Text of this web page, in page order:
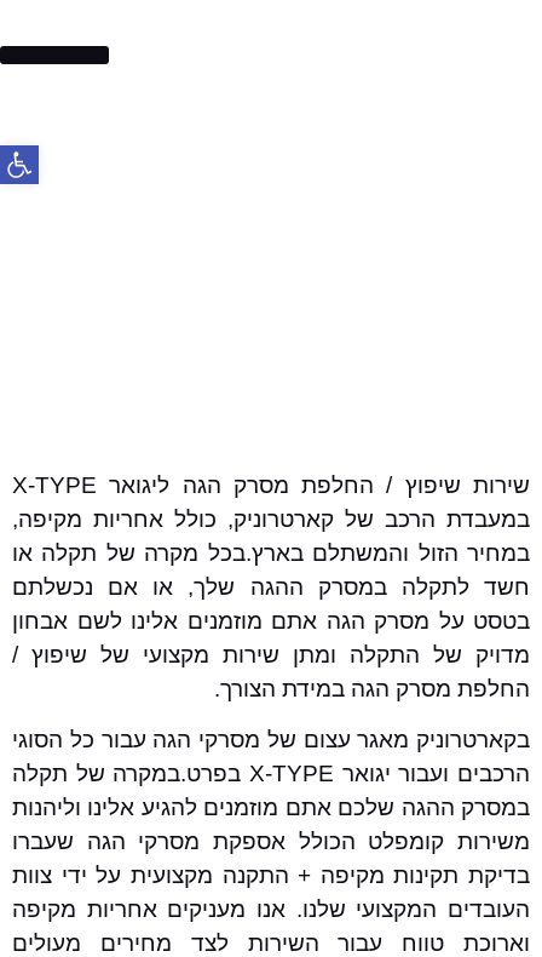
שירות שיפוץ / החלפת מסרק הגה ליגואר X-TYPE
במעבדת הרכב של קארטרוניק, כולל אחריות מקיפה,
במחיר הזול והמשתלם בארץ.בכל מקרה של תקלה או
חשד לתקלה במסרק ההגה שלך, או אם נכשלתם
בטסט על מסרק הגה אתם מוזמנים אלינו לשם אבחון
מדויק של התקלה ומתן שירות מקצועי של שיפוץ /
החלפת מסרק הגה במידת הצורך.
בקארטרוניק מאגר עצום של מסרקי הגה עבור כל הסוגי
הרכבים ועבור יגואר X-TYPE בפרט.במקרה של תקלה
במסרק ההגה שלכם אתם מוזמנים להגיע אלינו וליהנות
משירות קומפלט הכולל אספקת מסרקי הגה שעברו
בדיקת תקינות מקיפה + התקנה מקצועית על ידי צוות
העובדים המקצועי שלנו. אנו מעניקים אחריות מקיפה
וארוכת טווח עבור השירות לצד מחירים מעולים
פתח